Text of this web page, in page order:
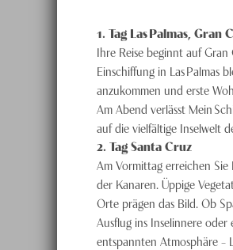
1. Tag Las Palmas, Gran
Ihre Reise beginnt auf
Einschiffung in Las Palmas
anzukommen und erste
Am Abend verlässt Mein
auf die vielfältige Inselwelt
2. TagSanta Cruz
Am Vormittag erreichen Sie
der Kanaren. Üppige
Orte prägen das Bild. Ob
Ausflug ins Inselinnere oder
entspannten Atmosphäre –